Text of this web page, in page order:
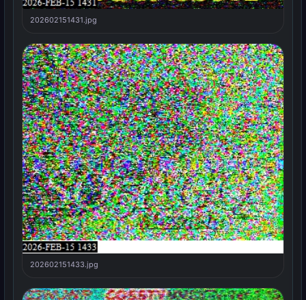
202602151431.jpg
202602151433.jpg